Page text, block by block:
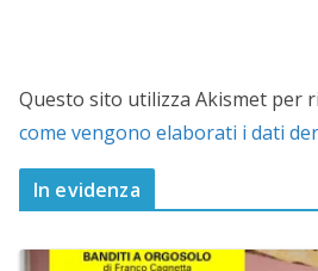
Questo sito utilizza Akismet per
come vengono elaborati i dati
In evidenza